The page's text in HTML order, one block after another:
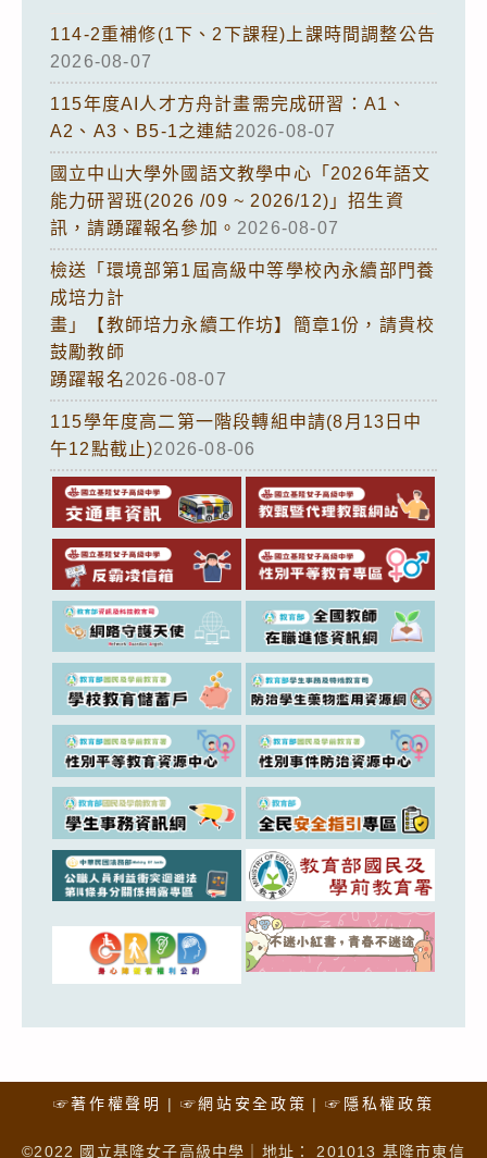
114-2重補修(1下、2下課程)上課時間調整公告
2026-08-07
115年度AI人才方舟計畫需完成研習：A1、
A2、A3、B5-1之連結2026-08-07
國立中山大學外國語文教學中心「2026年語文
能力研習班(2026 /09 ~ 2026/12)」招生資
訊，請踴躍報名參加。 2026-08-07
檢送「環境部第1屆高級中等學校內永續部門養
成培力計
畫」【教師培力永續工作坊】簡章1份，請貴校
鼓勵教師
踴躍報名2026-08-07
115學年度高二第一階段轉組申請(8月13日中
午12點截止)2026-08-06
☞著作權聲明 ☞網站安全政策 ☞隱私權政策
©2022 國立基隆女子高級中學｜地址： 201013 基隆市東信